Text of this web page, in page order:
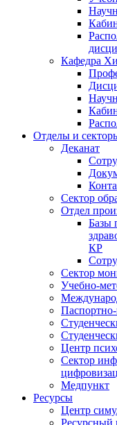
Кафедра
Отделы и
Деканат
Сектор
Отдел
Базы
КР
Сектор
Учебно-
Центр
Сектор
Медпункт
Ресурсы
Центр
Ресурсный